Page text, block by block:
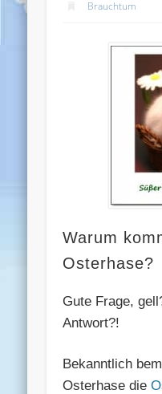
Brauchtum
Warum
Osterhase?
Gute Frage,
Antwort?!
Bekanntlich
Osterhase die